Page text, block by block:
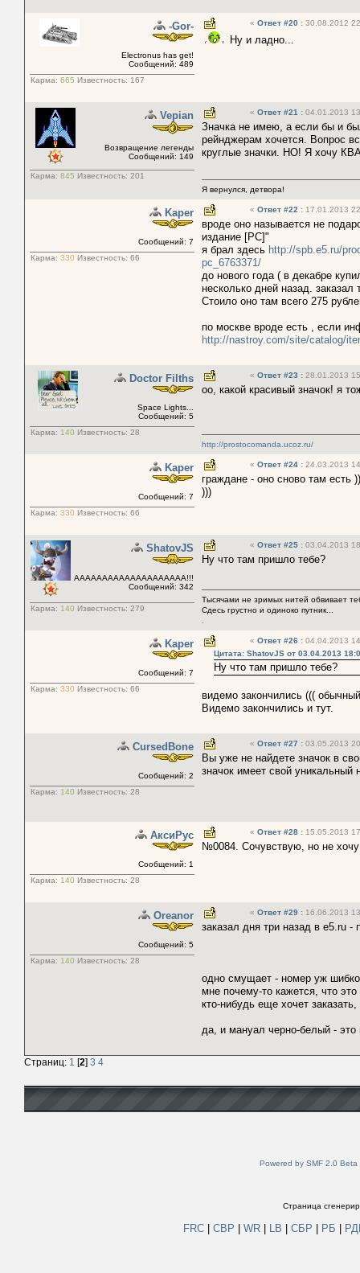
-Gor-
Electronus has get!
Сообщений: 489
Карма: 665 Известность: 167
« Ответ #20 : 30.08.2012
Ну и ладно...
Vepian
Возвращение легенды
Сообщений: 149
Карма: 845 Известность: 201
« Ответ #21 : 04.01.2013
Значка не имею, а если бы и
рейнджерам хочется. Вопрос
круглые значки. НО! Я хочу
Я вернулся, детвора!
Kaper
Сообщений: 7
Карма: 330 Известность: 66
« Ответ #22 : 17.01.2013
вроде оно называется не
издание [PC]"
я брал здесь http://spb.e5.ru/
pc_6763371/
до нового года ( в декабре
несколько дней назад.
Cтоило оно там всего 275
по москве вроде есть , если
http://nastroy.com/site/catalog/
Doctor Filths
Space Lights...
Сообщений: 5
Карма: 140 Известность: 28
« Ответ #23 : 28.01.2013
оо, какой красивый значок! я
http://prostocomanda.ucoz.ru/
Kaper
Сообщений: 7
Карма: 330 Известность: 66
« Ответ #24 : 24.03.2013
граждане - оно сново там есть
)))
ShatovJS
АААААААААААААААААААА!!!
Сообщений: 342
Карма: 140 Известность: 279
« Ответ #25 : 03.04.2013
Ну что там пришло тебе?
Тысячами не зримых нитей обвивает
Сдесь грустно и одиноко путник...
.
Kaper
Сообщений: 7
Карма: 330 Известность: 66
« Ответ #26 : 04.04.2013
Цитата: ShatovJS от 03.04.2013
Ну что там пришло тебе?
видемо закончились (((
Видемо закончились и тут.
CursedBone
Сообщений: 2
Карма: 140 Известность: 28
« Ответ #27 : 03.05.2013
Вы уже не найдете значок в
значок имеет свой уникальный
АксиРус
Сообщений: 1
Карма: 140 Известность: 28
« Ответ #28 : 15.05.2013
№0084. Сочувствую, но не
Oreanor
Сообщений: 5
Карма: 140 Известность: 28
« Ответ #29 : 16.06.2013
заказал дня три назад в e5.ru -
одно смущает - номер уж шибко
мне почему-то кажется, что
кто-нибудь еще хочет
да, и мануал черно-белый - это
Страниц: 1 [2] 3 4
Powered by SMF 2.0 Beta
Страница
FRC СВР WR LB СБР РБ